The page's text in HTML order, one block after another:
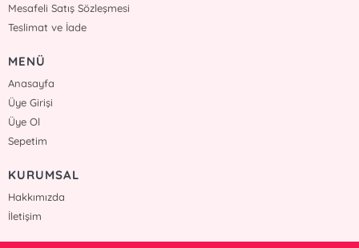
Mesafeli Satış Sözleşmesi
Teslimat ve İade
MENÜ
Anasayfa
Üye Girişi
Üye Ol
Sepetim
KURUMSAL
Hakkımızda
İletişim